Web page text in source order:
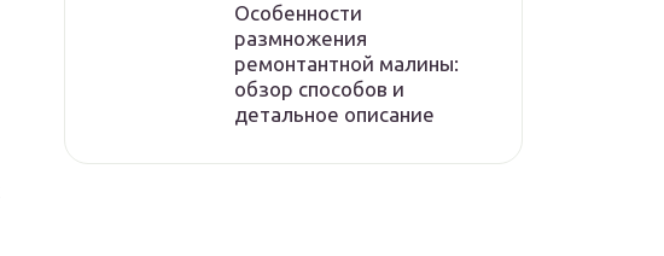
Особенности
размножения
ремонтантной малины:
обзор способов и
детальное описание